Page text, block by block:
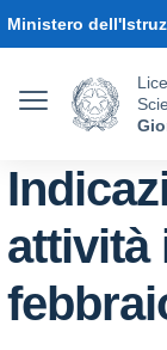
Ministero
attività